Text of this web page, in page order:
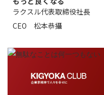
ラクスル代表取締役社長
CEO 松本恭攝